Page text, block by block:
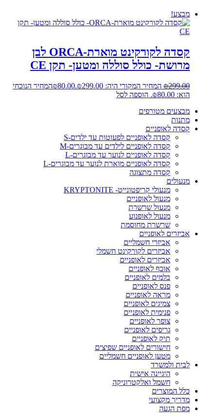
מבצע!
קסדה לקורקינט מוארת-ORCA לבן
מרושת- כולל סוללה ומטען- תקן CE
₪299.00 המחיר המקורי היה: ₪299.00. ₪80.00
המחיר הנוכחי
הוא: ₪80.00.
הוספה לסל
מבצעים מטורפים
מתנות
קסדה לאופניים
קסדה לאופניים לפעוטות עד ילדים-S
קסדה לאופניים לילדים עד מבוגרים-M
קסדה לאופניים לנוער עד מבוגרים-L
קסדה לאופניים מוארת לנוער עד מבוגרים-L
קסדה מתצוגה
מנעולים
מנעולי קריפטונייט- KRYPTONITE
מנעול לאופניים
מנעול שרשרת
מנעול לאופנוע
שרשרת מחוסמת
אביזרים לאופניים
אביזרי חשמליים
אביזרים לקורקינט חשמלי
אביזרים לאופניים
אוכף לאופניים
בלמים לאופניים
פנס לאופניים
מראה לאופניים
צמיגים לאופניים
פנימית לאופניים
צופר לאופניים
גריפים לאופניים
תיק לאופניים
חישורים לאופניים שפיצים
מטען לאופניים חשמליים
לבית ולמשרד
היגיינה אישית
חשמל ואלקטרוניקה
כלל המוצרים
מדריך מקצועי
מפת הגעה